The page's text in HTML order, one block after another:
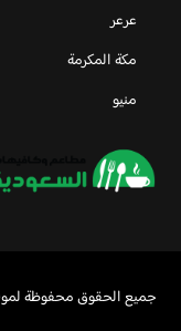
عرعر
مكة المكرمة
منيو
جميع الحقوق محفوظة